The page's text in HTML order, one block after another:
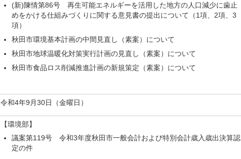
(新)陳情第86号 再生可能エネルギーを活用した地方の人口減少に歯止
めをかける仕組みづくりに関する意見書の提出について（1項、2項、3
項）
秋田市環境基本計画の中間見直し（素案）について
秋田市地球温暖化対策実行計画の見直し（素案）について
秋田市食品ロス削減推進計画の新規策定（素案）について
令和4年9月30日（金曜日）
【環境部】
議案第119号 令和3年度秋田市一般会計および特別会計歳入歳出決算認
定の件